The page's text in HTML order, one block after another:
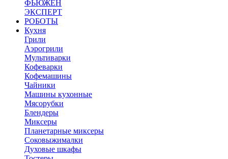
ФЬЮЖЕН
ЭКСПЕРТ
РОБОТЫ
Кухня
Грили
Аэрогрили
Мультиварки
Кофеварки
Кофемашины
Чайники
Машины кухонные
Мясорубки
Блендеры
Миксеры
Планетарные миксеры
Соковыжималки
Духовые шкафы